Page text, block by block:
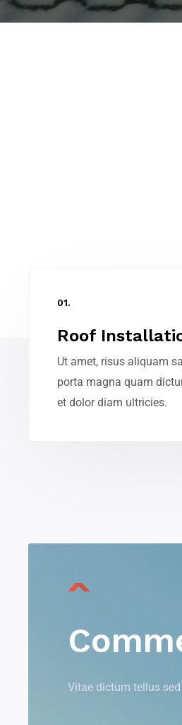
01.
Roof
Ut amet, risus aliquam
porta magna quam
et dolor diam ultricies.
Vitae dictum tellus